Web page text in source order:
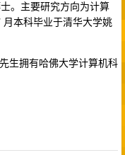
。主要研究方向为计算
本科毕业于清华大学姚
生拥有哈佛大学计算机科